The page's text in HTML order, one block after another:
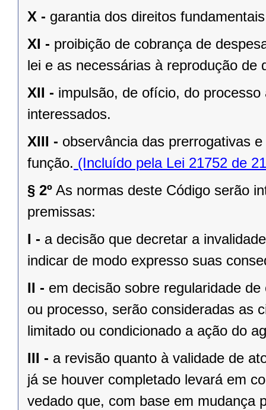
X - garantia dos direitos
XI - proibição de cobrança de
lei e as necessárias à reprodução de
XII - impulsão, de ofício, do
interessados.
XIII - observância das prerrogativas
função. (Incluído pela Lei 21752 de
§ 2º As normas deste Código serão
premissas:
I - a decisão que decretar a
indicar de modo expresso suas
II - em decisão sobre regularidade
ou processo, serão consideradas as
limitado ou condicionado a ação do
III - a revisão quanto à validade de
já se houver completado levará em
vedado que, com base em mudança